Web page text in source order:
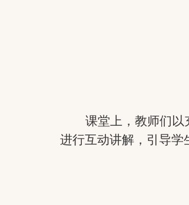
课堂上，教师们
进行互动讲解，引导学